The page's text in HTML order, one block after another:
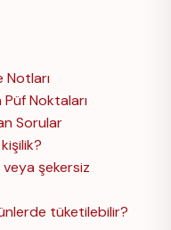
Notları
Noktaları
Sorular
şekersiz
tüketilebilir?